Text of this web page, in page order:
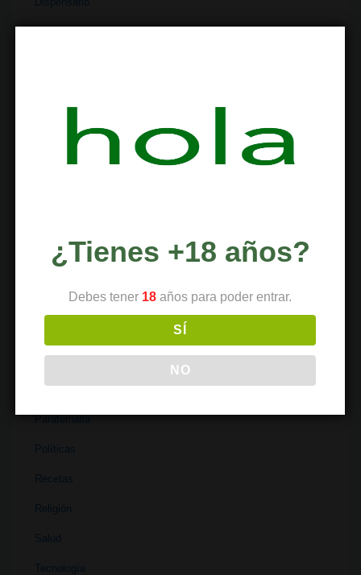
Industria
Institutos
Investigación
Materiales
Medicina
Políticas
Recetas
Religión
Salud
Tecnología
¿Tienes +18 años?
Debes tener 18 años para poder entrar.
SÍ
NO